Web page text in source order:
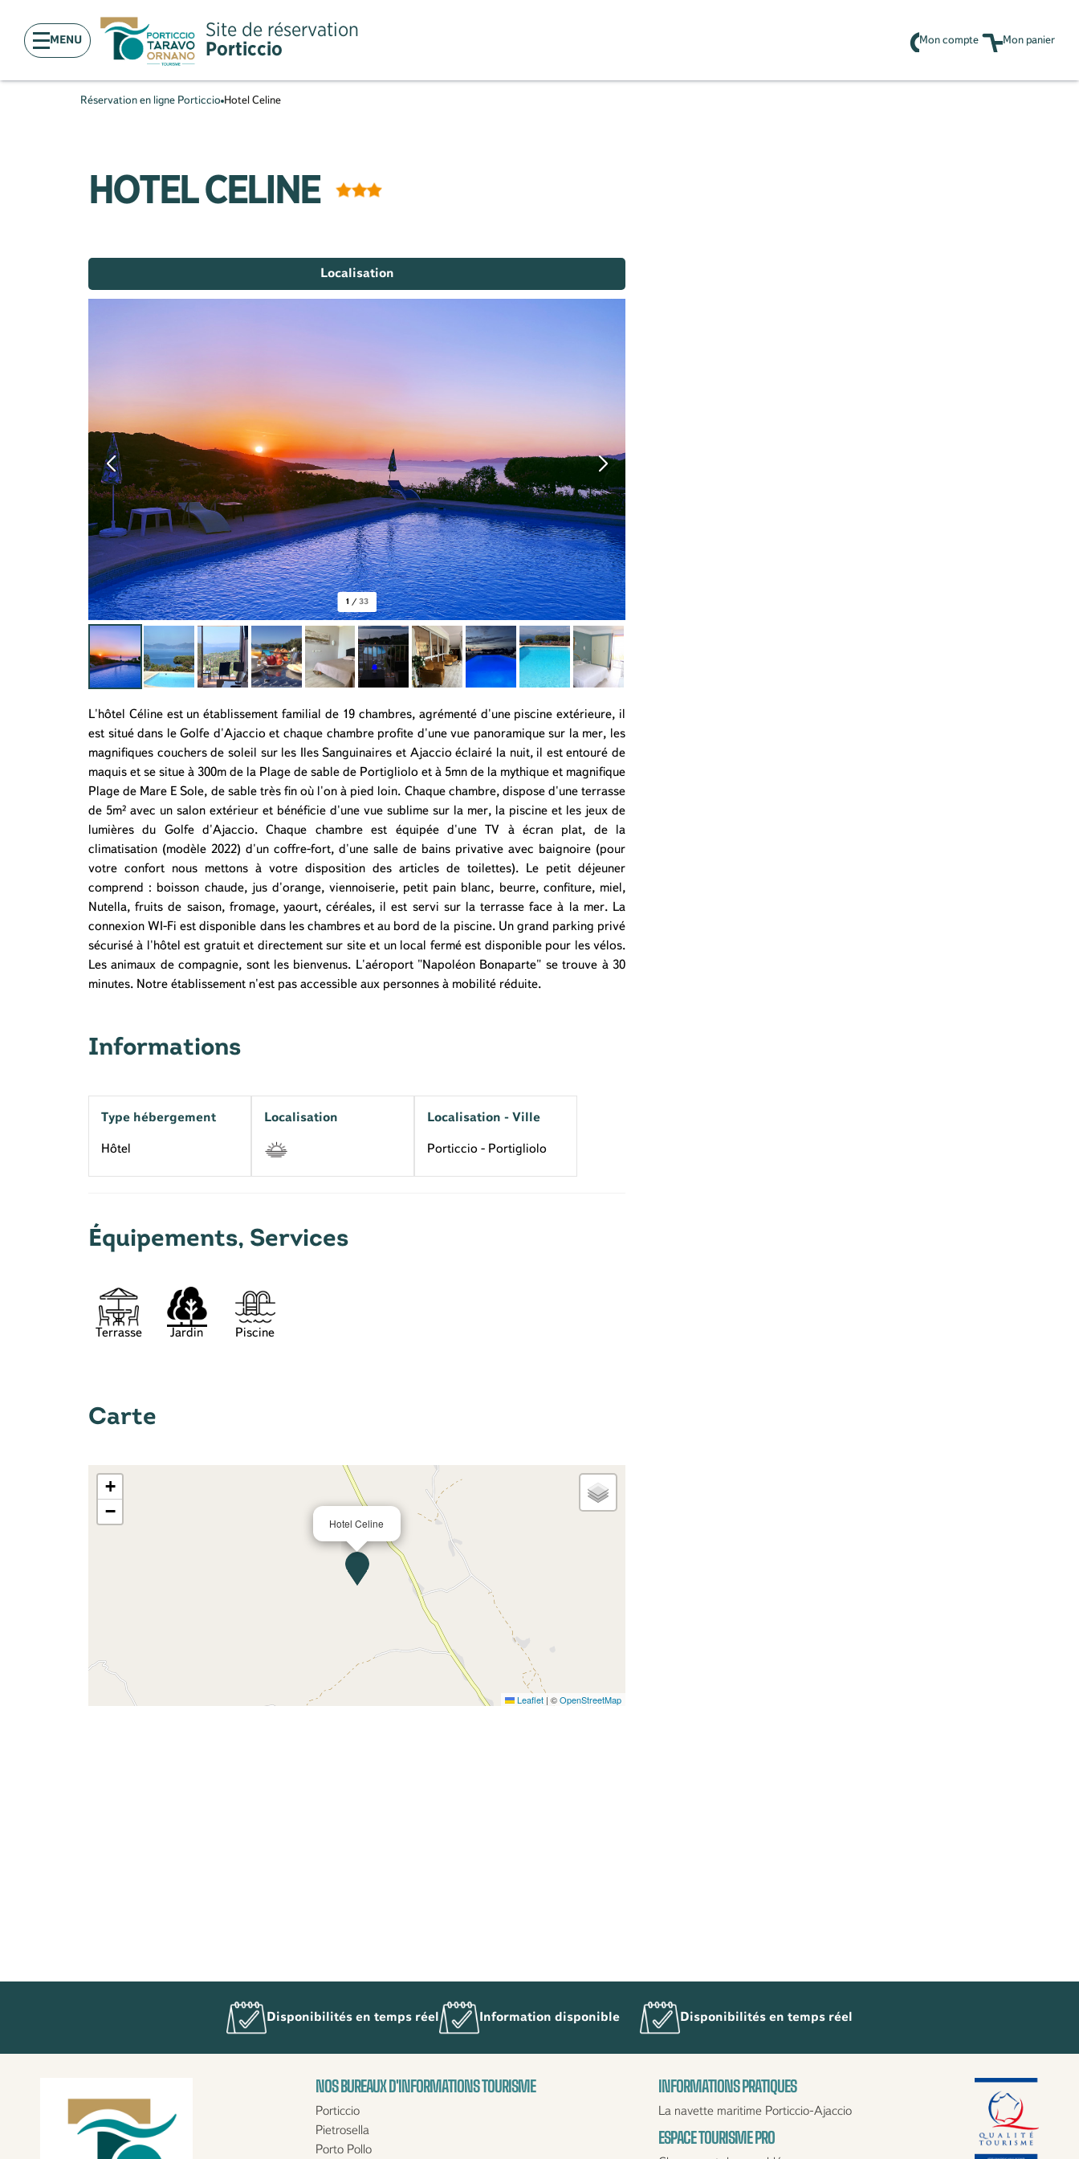
MENU
Site de réservation
Porticcio
Mon compte Mon panier
Réservation en ligne Porticcio Hotel Celine
HOTEL CELINE
Localisation
1 / 33
L'hôtel Céline est un établissement familial de 19 chambres, agrémenté d'une piscine extérieure, il
est situé dans le Golfe d'Ajaccio et chaque chambre profite d'une vue panoramique sur la mer, les
magnifiques couchers de soleil sur les Iles Sanguinaires et Ajaccio éclairé la nuit, il est entouré de
maquis et se situe à 300m de la Plage de sable de Portigliolo et à 5mn de la mythique et magnifique
Plage de Mare E Sole, de sable très fin où l'on à pied loin. Chaque chambre, dispose d'une terrasse
de 5m² avec un salon extérieur et bénéficie d'une vue sublime sur la mer, la piscine et les jeux de
lumières du Golfe d'Ajaccio. Chaque chambre est équipée d'une TV à écran plat, de la
climatisation (modèle 2022) d'un coffre-fort, d'une salle de bains privative avec baignoire (pour
votre confort nous mettons à votre disposition des articles de toilettes). Le petit déjeuner
comprend : boisson chaude, jus d'orange, viennoiserie, petit pain blanc, beurre, confiture, miel,
Nutella, fruits de saison, fromage, yaourt, céréales, il est servi sur la terrasse face à la mer. La
connexion WI-Fi est disponible dans les chambres et au bord de la piscine. Un grand parking privé
sécurisé à l'hôtel est gratuit et directement sur site et un local fermé est disponible pour les vélos.
Les animaux de compagnie, sont les bienvenus. L'aéroport "Napoléon Bonaparte" se trouve à 30
minutes. Notre établissement n'est pas accessible aux personnes à mobilité réduite.
Informations
Type hébergement
Hôtel
Localisation Localisation - Ville
Porticcio - Portigliolo
Équipements, Services
Carte
Hotel Celine
+
−
Leaflet |©OpenStreetMap
Disponibilités en temps réel Information disponible Disponibilités en temps réel
NOS BUREAUX D'INFORMATIONS TOURISME
Porticcio
Pietrosella
Porto Pollo
INFORMATIONS PRATIQUES
La navette maritime Porticcio-Ajaccio
ESPACE TOURISME PRO